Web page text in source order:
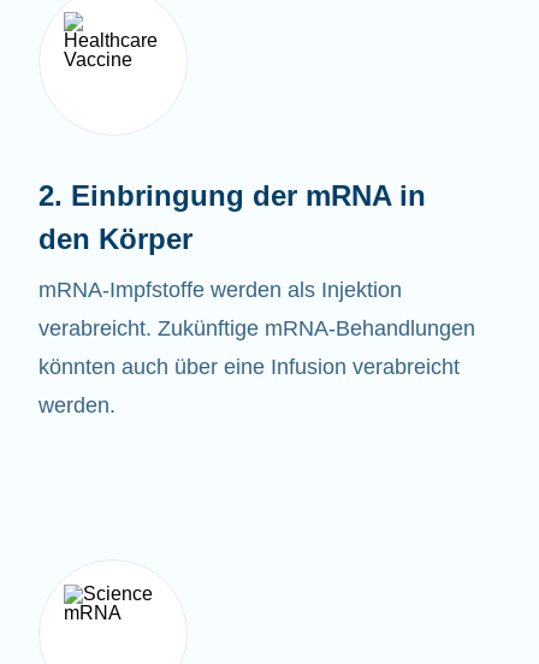
2. Einbringung der mRNA in
den Körper
mRNA-Impfstoffe werden als Injektion
verabreicht. Zukünftige mRNA-Behandlungen
könnten auch über eine Infusion verabreicht
werden.